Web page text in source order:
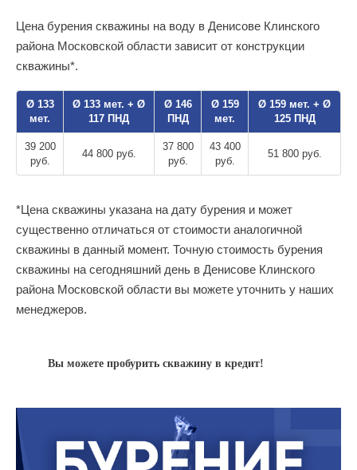
Цена бурения скважины на воду в Денисове Клинского
района Московской области зависит от конструкции
скважины*.
Ø 133
мет.
Ø 133 мет. + Ø
117 ПНД
Ø 146
ПНД
Ø 159
мет.
Ø 159 мет. + Ø
125 ПНД
39 200
руб.
44 800 руб.
37 800
руб.
43 400
руб.
51 800 руб.
*Цена скважины указана на дату бурения и может
существенно отличаться от стоимости аналогичной
скважины в данный момент. Точную стоимость бурения
скважины на сегодняшний день в Денисове Клинского
района Московской области вы можете уточнить у наших
менеджеров.
Вы можете пробурить скважину в кредит!